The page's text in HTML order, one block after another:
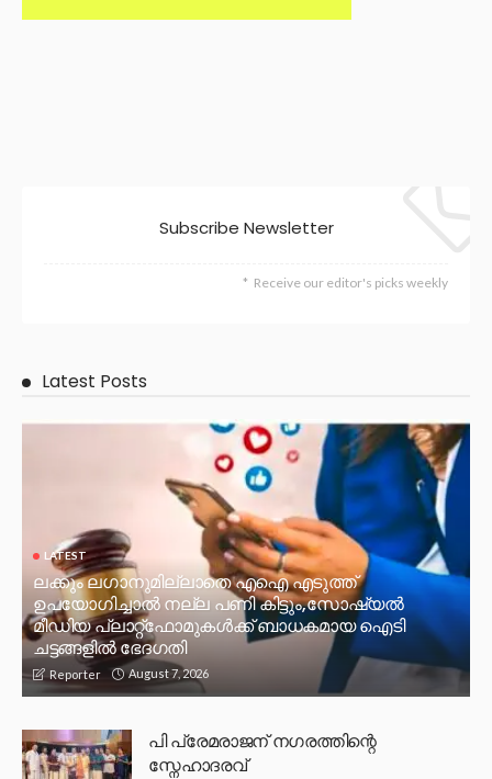
Subscribe Newsletter
Receive our editor's picks weekly
Latest Posts
LATEST
ലക്കും ലഗാനുമില്ലാതെ എഐ എടുത്ത്
ഉപയോഗിച്ചാല്‍ നല്ല പണി കിട്ടും,സോഷ്യല്‍
മീഡിയ പ്ലാറ്റ്‌ഫോമുകള്‍ക്ക് ബാധകമായ ഐടി
ചട്ടങ്ങളില്‍ ഭേദഗതി
Reporter August 7, 2026
പി പ്രേമരാജന് നഗരത്തിന്റെ
സ്നേഹാദരവ്